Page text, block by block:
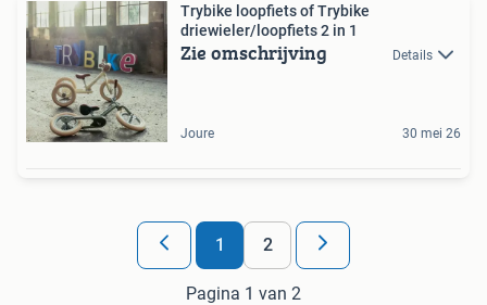
Trybike loopfiets of Trybike
driewieler/loopfiets 2 in 1
Zie omschrijving Details
Joure 30 mei 26
1 2
Pagina 1 van 2